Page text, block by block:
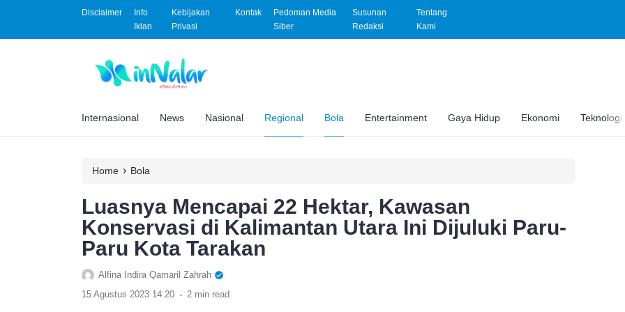
Disclaimer
Info
Iklan
Kebijakan
Privasi
Kontak
Pedoman Media
Siber
Susunan
Redaksi
Tentang
Kami
Internasional News Nasional Regional Bola Entertainment Gaya Hidup Ekonomi Teknologi
Home › Bola
Luasnya Mencapai 22 Hektar, Kawasan
Konservasi di Kalimantan Utara Ini Dijuluki Paru-
Paru Kota Tarakan
Alfina Indira Qamaril Zahrah
15 Agustus 2023 14:20 . 2 min read